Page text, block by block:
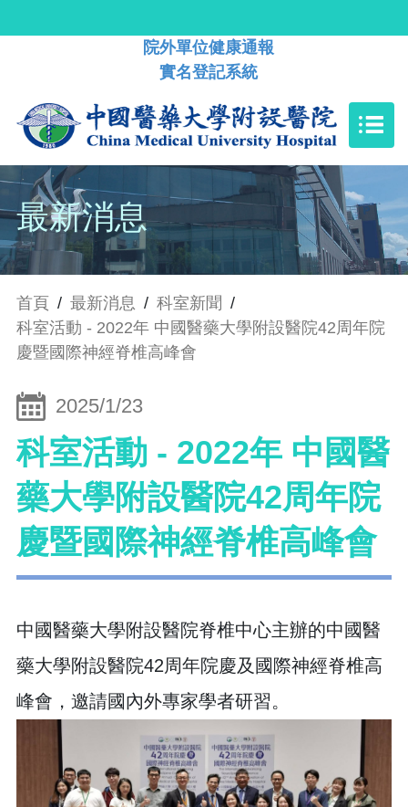
院外單位健康通報
實名登記系統
最新消息
首頁 / 最新消息 / 科室新聞 /
科室活動 - 2022年 中國醫藥大學附設醫院42周年院
慶暨國際神經脊椎高峰會
2025/1/23
科室活動 - 2022年 中國醫
藥大學附設醫院42周年院
慶暨國際神經脊椎高峰會
中國醫藥大學附設醫院脊椎中心主辦的中國醫
藥大學附設醫院42周年院慶及國際神經脊椎高
峰會，邀請國內外專家學者研習。